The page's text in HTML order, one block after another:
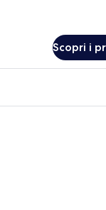
Scopri i
by Marriott